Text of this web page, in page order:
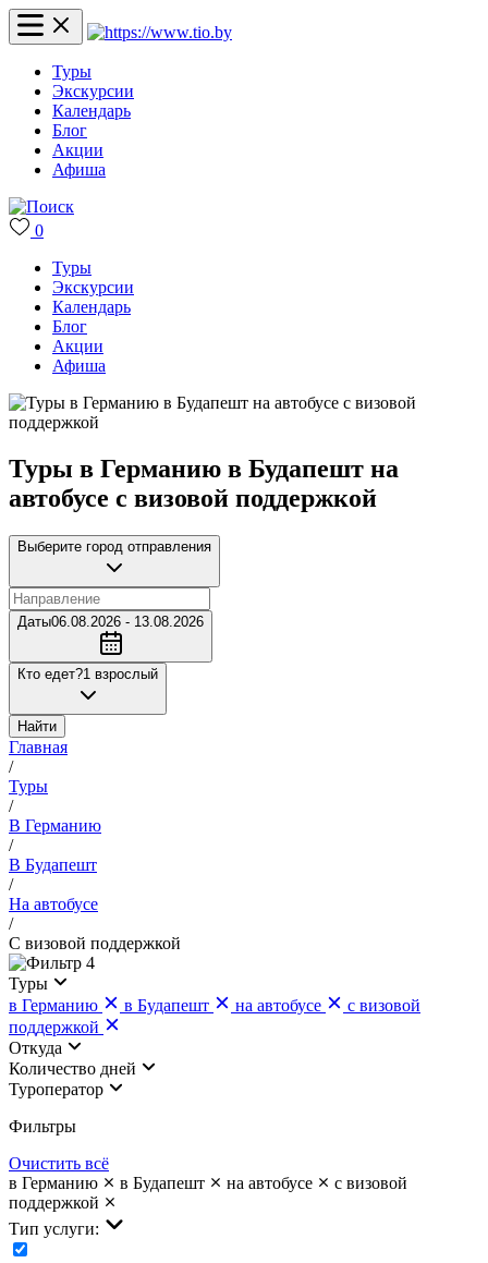
Туры
Экскурсии
Календарь
Блог
Акции
Афиша
0
Туры
Экскурсии
Календарь
Блог
Акции
Афиша
Туры в Германию в Будапешт на
автобусе с визовой поддержкой
Выберите город отправления
Даты06.08.2026 - 13.08.2026
Кто едет?1 взрослый
Найти
Главная
/
Туры
/
В Германию
/
В Будапешт
/
На автобусе
/
С визовой поддержкой
4
Туры
в Германию
в Будапешт на автобусе
с визовой
поддержкой
Откуда
Количество дней
Туроператор
Фильтры
Очистить всё
в Германию
в Будапешт на автобусе
с визовой
поддержкой
Тип услуги: